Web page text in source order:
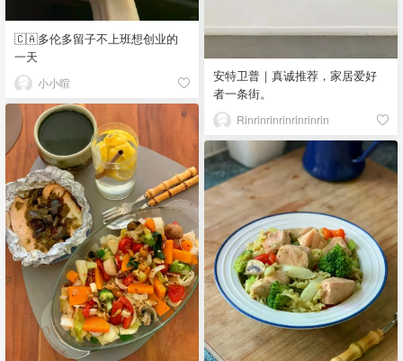
🇨🇦多伦多留子不上班想创业的
一天
小小暄
安特卫普｜真诚推荐，家居爱好
者一条街。
Rinrinrinrinrinrinrin